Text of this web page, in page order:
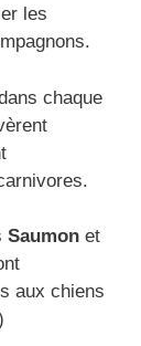
les
chaque
Saumon et
aux chiens